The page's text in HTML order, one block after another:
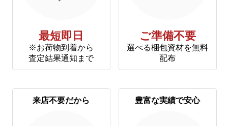
最短即日
※お荷物到着から
査定結果通知まで
ご準備不要
選べる梱包資材を無料
配布
来店不要だから 豊富な実績で安心